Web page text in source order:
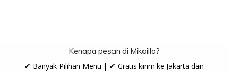
Kenapa pesan di Mikailla?
✔ Banyak Pilihan Menu | ✔ Gratis kirim ke Jakarta dan